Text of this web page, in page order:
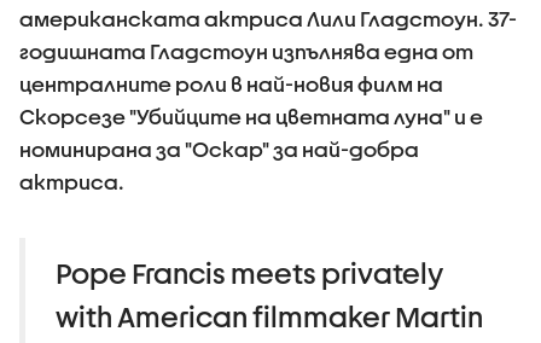
американската актриса Лили Гладстоун. 37-
годишната Гладстоун изпълнява една от
централните роли в най-новия филм на
Скорсезе "Убийците на цветната луна" и е
номинирана за "Оскар" за най-добра
актриса.
Pope Francis meets privately
with American filmmaker Martin